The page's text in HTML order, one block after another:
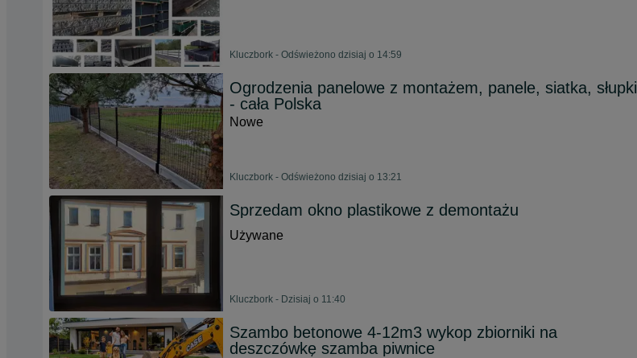
Kluczbork - Odświeżono dzisiaj o 14:59
Ogrodzenia panelowe z montażem, panele, siatka, słupki
- cała Polska
Nowe
Kluczbork - Odświeżono dzisiaj o 13:21
Sprzedam okno plastikowe z demontażu
Używane
Kluczbork - Dzisiaj o 11:40
Szambo betonowe 4-12m3 wykop zbiorniki na
deszczówkę szamba piwnice